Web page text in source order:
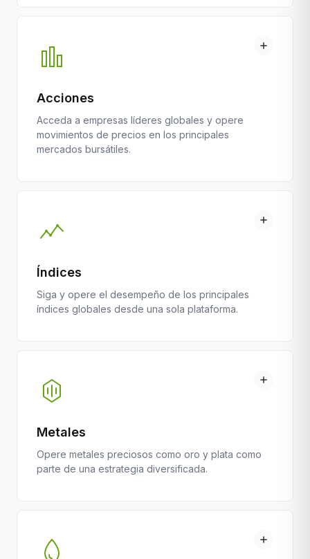
Acciones
Acceda a empresas líderes globales y opere
movimientos de precios en los principales
mercados bursátiles.
Índices
Siga y opere el desempeño de los principales
índices globales desde una sola plataforma.
Metales
Opere metales preciosos como oro y plata como
parte de una estrategia diversificada.